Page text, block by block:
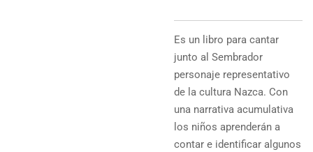
Es un libro para cantar
junto al Sembrador
personaje representativo
de la cultura Nazca. Con
una narrativa acumulativa
los niños aprenderán a
contar e identificar algunos